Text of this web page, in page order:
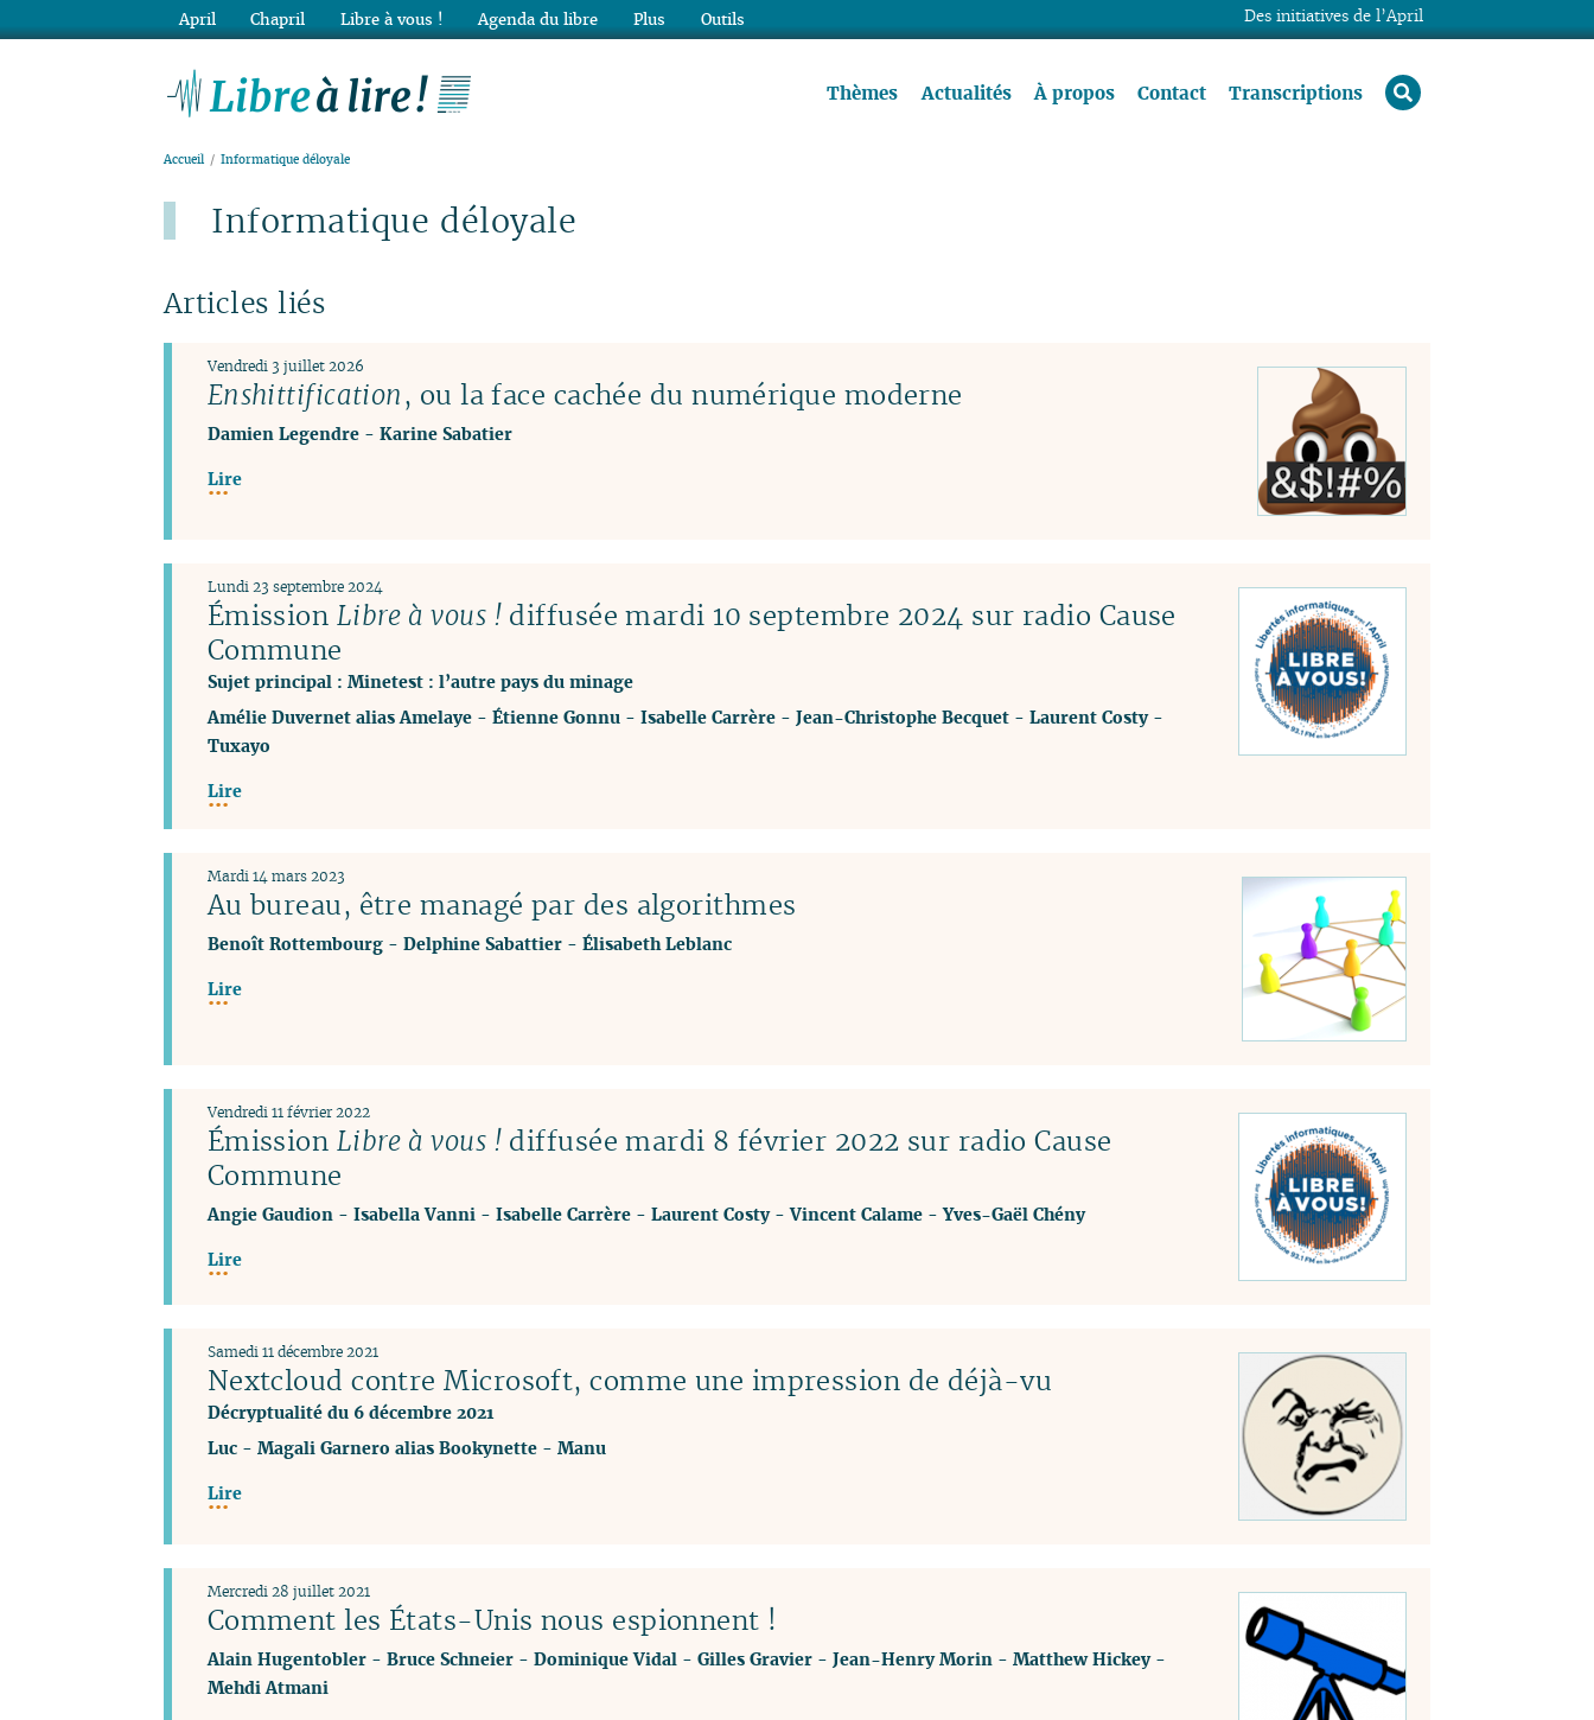
Thèmes Actualités À propos Contact Transcriptions rechercher
Accueil Informatique déloyale
Informatique déloyale
Articles liés
Enshittification, ou la face cachée du numérique moderne
Vendredi 3 juillet 2026
Damien Legendre- Karine Sabatier
Lire
Émission Libre à vous !diffusée mardi 10 septembre 2024 sur radio Cause
Commune
Sujet principal : Minetest : l’autre pays du minage
Lundi 23 septembre 2024
Amélie Duvernet alias Amelaye- Étienne Gonnu- Isabelle Carrère- Jean-Christophe Becquet- Laurent Costy-
Tuxayo
Lire
Au bureau, être managé par des algorithmes
Mardi 14 mars 2023
Benoît Rottembourg- Delphine Sabattier- Élisabeth Leblanc
Lire
Émission Libre à vous !diffusée mardi 8 février 2022 sur radio Cause
Commune
Vendredi 11 février 2022
Angie Gaudion- Isabella Vanni- Isabelle Carrère- Laurent Costy-Vincent Calame-Yves-Gaël Chény
Lire
Nextcloud contre Microsoft, comme une impression de déjà-vu
Décryptualité du 6 décembre 2021
Samedi 11 décembre 2021
Luc- Magali Garnero alias Bookynette- Manu
Lire
Comment les États-Unis nous espionnent !
Mercredi 28 juillet 2021
Alain Hugentobler- Bruce Schneier- Dominique Vidal- Gilles Gravier- Jean-Henry Morin - Matthew Hickey-
Mehdi Atmani
Des initiatives de l’April
April Chapril Libre à vous ! Agenda du libre Plus Outils